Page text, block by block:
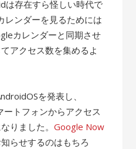
は存在すら怪しい時代で
レンダーを見るためには
カレンダーと同期させ
アクセス数を集めるよ
を発表し、
トフォンからアクセス
りました。Google Now
らせするのはもちろ